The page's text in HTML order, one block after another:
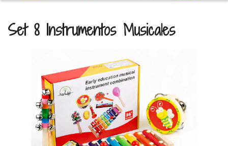
Set 8 Instrumentos Musicales